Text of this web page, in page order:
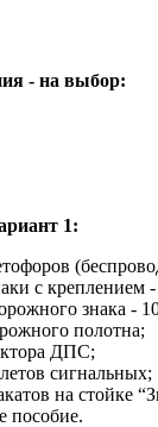
- на выбор:
1:
с креплением
знака -
полотна;
ДПС;
сигнальных;
на стойке
пособие.